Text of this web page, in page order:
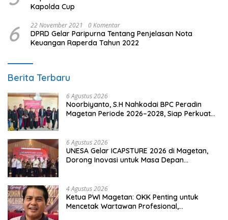
Kapolda Cup
6 22 November 2021 0 Komentar
DPRD Gelar Paripurna Tentang Penjelasan Nota
Keuangan Raperda Tahun 2022
Berita Terbaru
6 Agustus 2026
Noorbiyanto, S.H Nahkodai BPC Peradin
Magetan Periode 2026–2028, Siap Perkuat
6 Agustus 2026
UNESA Gelar ICAPSTURE 2026 di Magetan,
Dorong Inovasi untuk Masa Depan
4 Agustus 2026
Ketua PWI Magetan: OKK Penting untuk
Mencetak Wartawan Profesional,